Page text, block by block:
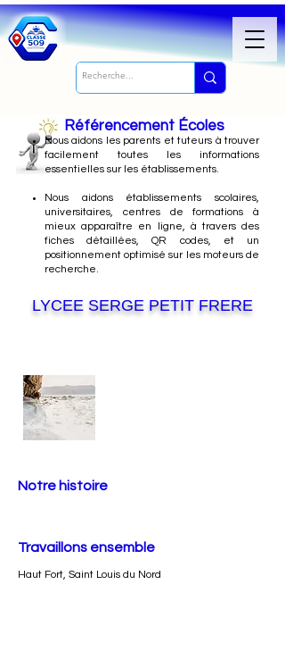
Référencement Écoles
Nousaidons les parents et tuteurs à trouver
facilement toutes les informations
essentielles sur les établissements.
Nous aidons établissements scolaires,
universitaires, centres de formations à
mieux apparaître en ligne, à travers des
fiches détaillées, QR codes, et un
positionnement optimisé sur les moteurs de
recherche.
LYCEE SERGE PETIT FRERE
Notre histoire
Travaillons ensemble
Haut Fort, Saint Louis du Nord